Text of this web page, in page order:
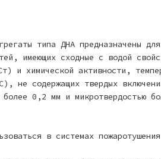
типа ДНА предназначены
имеющих сходные с водой
и химической активности,
не содержащих твердых
более 0,2 мм и микротвердостью
в системах